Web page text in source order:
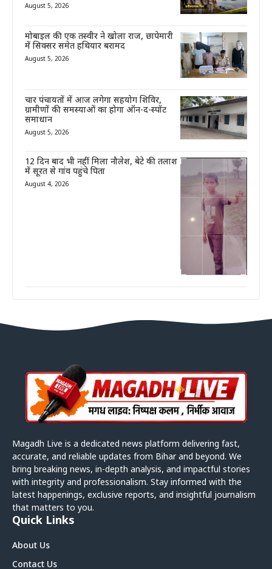
August 5, 2026
मोबाइल की एक तस्वीर ने खोला राज, छापेमारी
में सिक्सर समेत हथियार बरामद
August 5, 2026
चार पंचायतों में आज लगेगा सहयोग शिविर,
ग्रामीणों की समस्याओं का होगा ऑन-द-स्पॉट
समाधान
August 5, 2026
12 दिन बाद भी नहीं मिला नौलेश, बेटे की तलाश
में सूरत से गांव पहुंचे पिता
August 4, 2026
Magadh Live is a dedicated news platform delivering fast,
accurate, and reliable updates from Bihar and beyond. We
bring breaking news, in-depth analysis, and impactful stories
with integrity and professionalism. Stay informed with the
latest happenings, exclusive reports, and insightful journalism
that matters to you.
Quick Links
About Us
Contact Us